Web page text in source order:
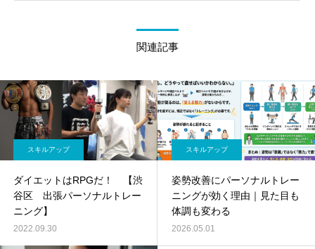
関連記事
スキルアップ
ダイエットはRPGだ！ 【渋
谷区 出張パーソナルトレー
ニング】
2022.09.30
スキルアップ
姿勢改善にパーソナルトレー
ニングが効く理由｜見た目も
体調も変わる
2026.05.01